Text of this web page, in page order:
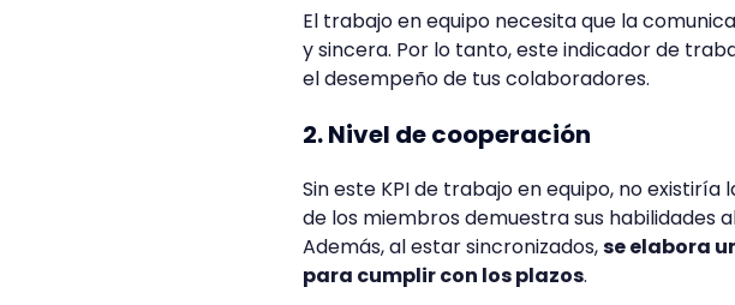
El trabajo en equipo necesita que la
y sincera. Por lo tanto, este indicador de
el desempeño de tus colaboradores.
2. Nivel de cooperación
Sin este KPI de trabajo en equipo, no
de los miembros demuestra sus habilidades
Además, al estar sincronizados,se elabora
para cumplir con los plazos.